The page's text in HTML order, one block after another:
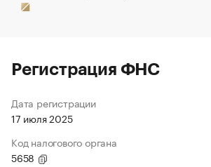
Регистрация ФНС
Дата регистрации
17 июля 2025
Код налогового органа
5658